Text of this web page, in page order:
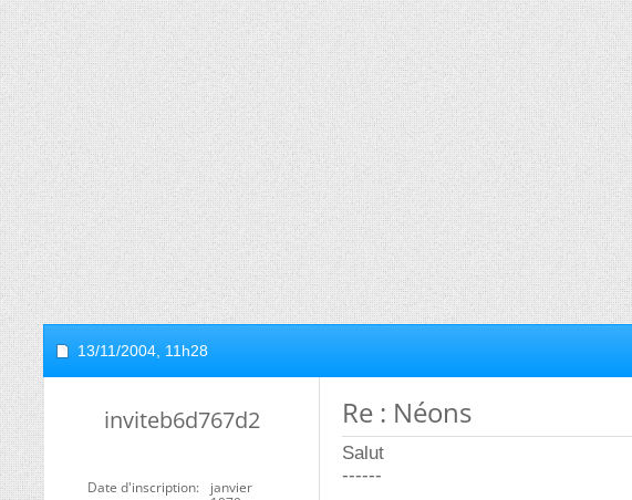
13/11/2004, 11h28
inviteb6d767d2
Date d'inscription
janvier
Re : Néons
Salut
------